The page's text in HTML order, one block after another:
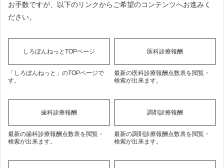
お手数ですが、以下のリンクからご希望のコンテンツへお進みく
ださい。
しろぼんねっとTOPページ
「しろぼんねっと」のTOPページで
す。
医科診療報酬
最新の医科診療報酬点数表を閲覧・
検索が出来ます。
歯科診療報酬
最新の歯科診療報酬点数表を閲覧・
検索が出来ます。
調剤診療報酬
最新の調剤診療報酬点数表を閲覧・
検索が出来ます。